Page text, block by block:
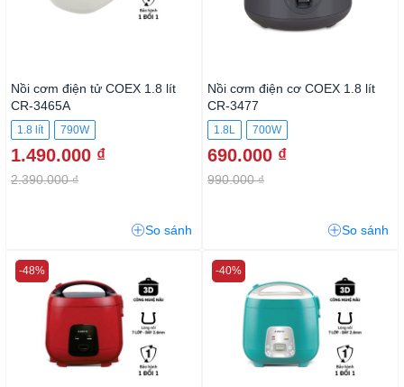
Nồi cơm điện tử COEX 1.8 lít
CR-3465A
1.8 lít 790W
1.490.000 ₫
2.390.000 ₫
So sánh
Nồi cơm điện cơ COEX 1.8 lít
CR-3477
1.8L 700W
690.000 ₫
990.000 ₫
So sánh
-48% -40%